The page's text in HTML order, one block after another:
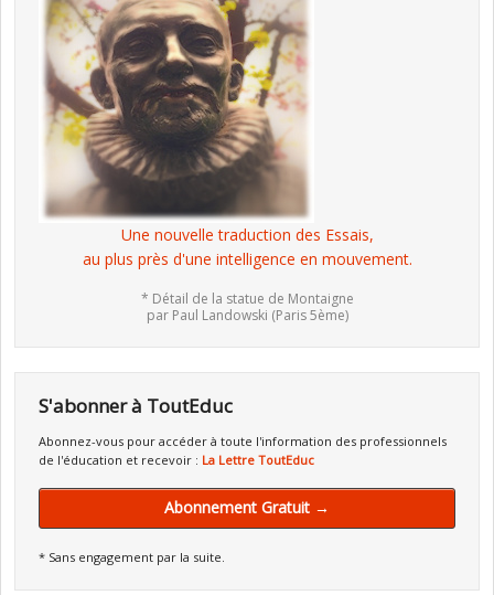
Une nouvelle traduction des Essais,
au plus près d'une intelligence en mouvement.
* Détail de la statue de Montaigne
par Paul Landowski (Paris 5ème)
S'abonner à ToutEduc
Abonnez-vous pour accéder à toute l'information des professionnels
de l'éducation et recevoir : La Lettre ToutEduc
Abonnement Gratuit →
* Sans engagement par la suite.